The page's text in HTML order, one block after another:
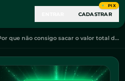
CADASTRAR
PIX
Por que não consigo sacar o valor total do meu saldo?